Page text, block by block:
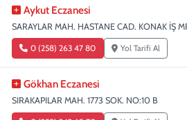
Aykut Eczanesi
SARAYLAR MAH. HASTANE CAD. KONAK İŞ
0 (258) 263 47 80 Yol Tarifi Al
Gökhan Eczanesi
SIRAKAPILAR MAH. 1773 SOK. NO:10 B